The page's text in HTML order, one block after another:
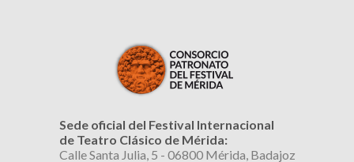
Sede oficial del Festival Internacional
de Teatro Clásico de Mérida:
Calle Santa Julia, 5 - 06800 Mérida, Badajoz